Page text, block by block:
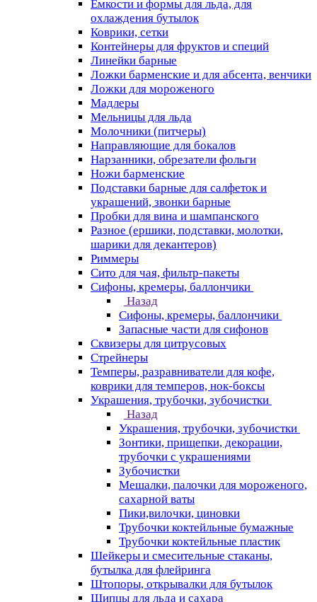
Емкости и формы для льда, для
охлаждения бутылок
Коврики, сетки
Контейнеры для фруктов и специй
Линейки барные
Ложки барменские и для абсента, венчики
Ложки для мороженого
Мадлеры
Мельницы для льда
Молочники (питчеры)
Направляющие для бокалов
Нарзанники, обрезатели фольги
Ножи барменские
Подставки барные для салфеток и
украшений, звонки барные
Пробки для вина и шампанского
Разное (ершики, подставки, молотки,
шарики для декантеров)
Риммеры
Сито для чая, фильтр-пакеты
Сифоны, кремеры, баллончики
Назад
Сифоны, кремеры, баллончики
Запасные части для сифонов
Сквизеры для цитрусовых
Стрейнеры
Темперы, разравниватели для кофе,
коврики для темперов, нок-боксы
Украшения, трубочки, зубочистки
Назад
Украшения, трубочки, зубочистки
Зонтики, прищепки, декорации,
трубочки с украшениями
Зубочистки
Мешалки, палочки для мороженого,
сахарной ваты
Пики,вилочки, циновки
Трубочки коктейльные бумажные
Трубочки коктейльные пластик
Шейкеры и смесительные стаканы,
бутылка для флейринга
Штопоры, открывалки для бутылок
Щипцы для льда и сахара